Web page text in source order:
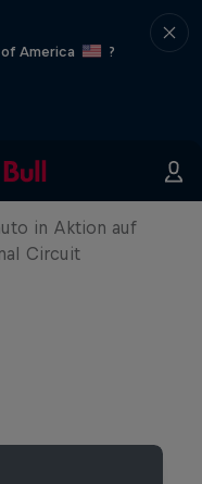
America
?
Indien
in Aktion auf
Circuit